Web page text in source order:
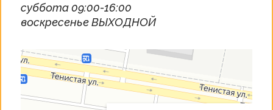
суббота 09:00-16:00
воскресенье ВЫХОДНОЙ
Благовещенск
Пионерская улица, 154/2 — Яндекс Карты